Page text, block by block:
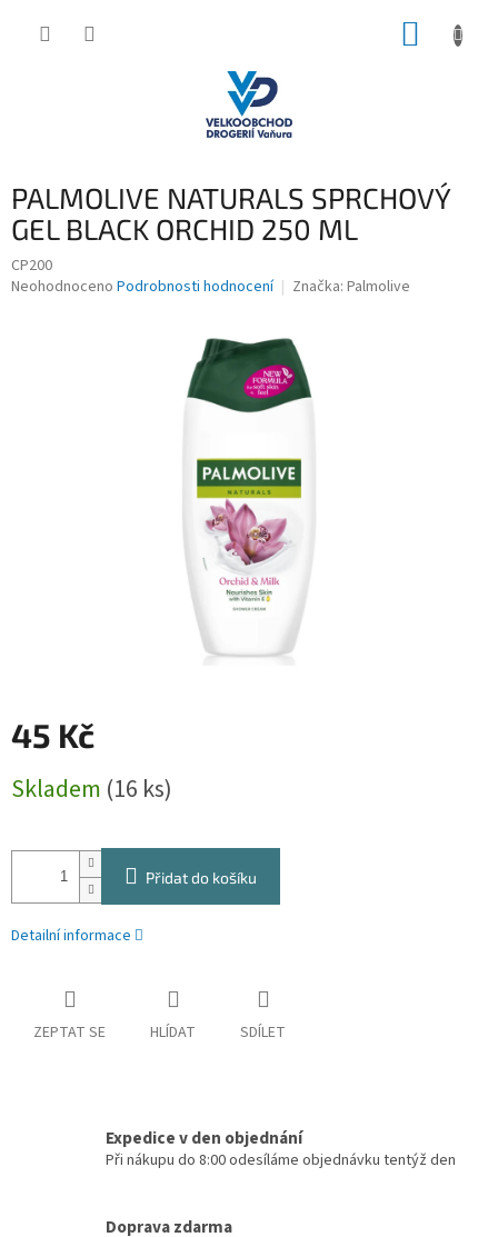
PALMOLIVE NATURALS SPRCHOVÝ
GEL BLACK ORCHID 250 ML
CP200
Průměrné
Neohodnoceno Podrobnosti hodnocení Značka: Palmolive
45 Kč
cena:
Skladem (16 ks)
Přidat do košíku
Detailní informace
ZEPTAT SE HLÍDAT SDÍLET
Expedice v den objednání
Při nákupu do 8:00 odesíláme objednávku tentýž den
Doprava zdarma